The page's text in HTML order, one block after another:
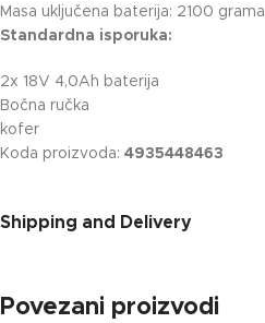
Masa uključena baterija: 2100 grama
Standardna isporuka:
2x 18V 4,0Ah baterija
Bočna ručka
kofer
Koda proizvoda: 4935448463
Shipping and Delivery
Povezani proizvodi